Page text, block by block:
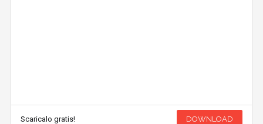
Scaricalo gratis! DOWNLOAD